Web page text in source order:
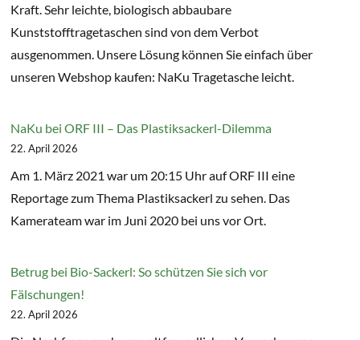
Kraft. Sehr leichte, biologisch abbaubare
Kunststofftragetaschen sind von dem Verbot
ausgenommen. Unsere Lösung können Sie einfach über
unseren Webshop kaufen: NaKu Tragetasche leicht.
NaKu bei ORF III – Das Plastiksackerl-Dilemma
22. April 2026
Am 1. März 2021 war um 20:15 Uhr auf ORF III eine
Reportage zum Thema Plastiksackerl zu sehen. Das
Kamerateam war im Juni 2020 bei uns vor Ort.
Betrug bei Bio-Sackerl: So schützen Sie sich vor
Fälschungen!
22. April 2026